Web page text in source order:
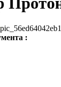
: